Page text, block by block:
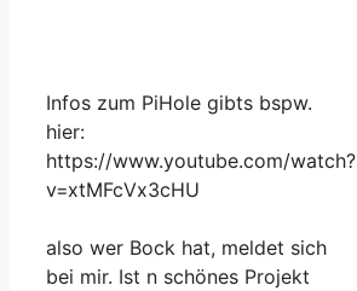
Infos zum PiHole gibts bspw.
hier:
https://www.youtube.com/watch?
v=xtMFcVx3cHU
also wer Bock hat, meldet sich
bei mir. Ist n schönes Projekt